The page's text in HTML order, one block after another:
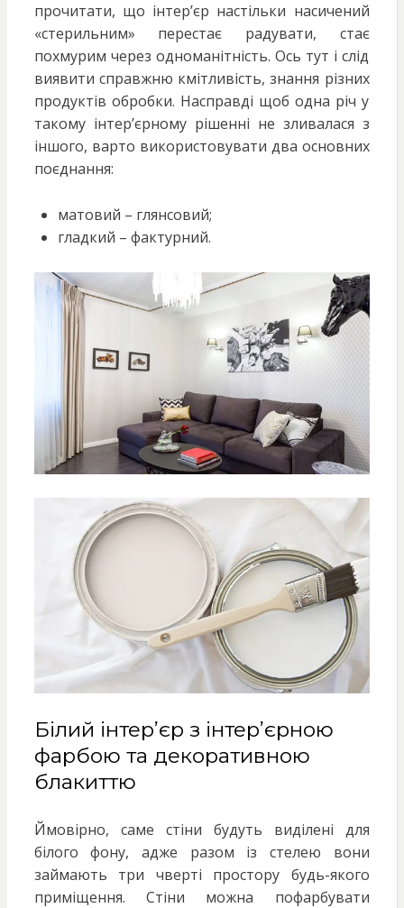
прочитати, що інтер’єр настільки насичений
«стерильним» перестає радувати, стає
похмурим через одноманітність. Ось тут і слід
виявити справжню кмітливість, знання різних
продуктів обробки. Насправді щоб одна річ у
такому інтер’єрному рішенні не зливалася з
іншого, варто використовувати два основних
поєднання:
матовий – глянсовий;
гладкий – фактурний.
Білий інтер’єр з інтер’єрною
фарбою та декоративною
блакиттю
Ймовірно, саме стіни будуть виділені для
білого фону, адже разом із стелею вони
займають три чверті простору будь-якого
приміщення. Стіни можна пофарбувати